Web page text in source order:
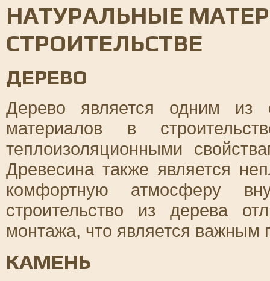
НАТУРАЛЬНЫЕ
СТРОИТЕЛЬСТВЕ
ДЕРЕВО
Дерево является одним из
материалов в
теплоизоляционными
Древесина также является
комфортную атмосферу
строительство из дерева
монтажа, что является важным
КАМЕНЬ